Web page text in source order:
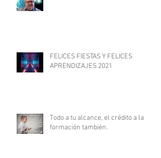
FELICES FIESTAS Y FELICES
APRENDIZAJES 2021
Todo a tu alcance, el crédito a la
formación también.